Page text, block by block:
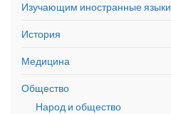
Изучающим иностранные языки
История
Медицина
Общество
Народ и общество